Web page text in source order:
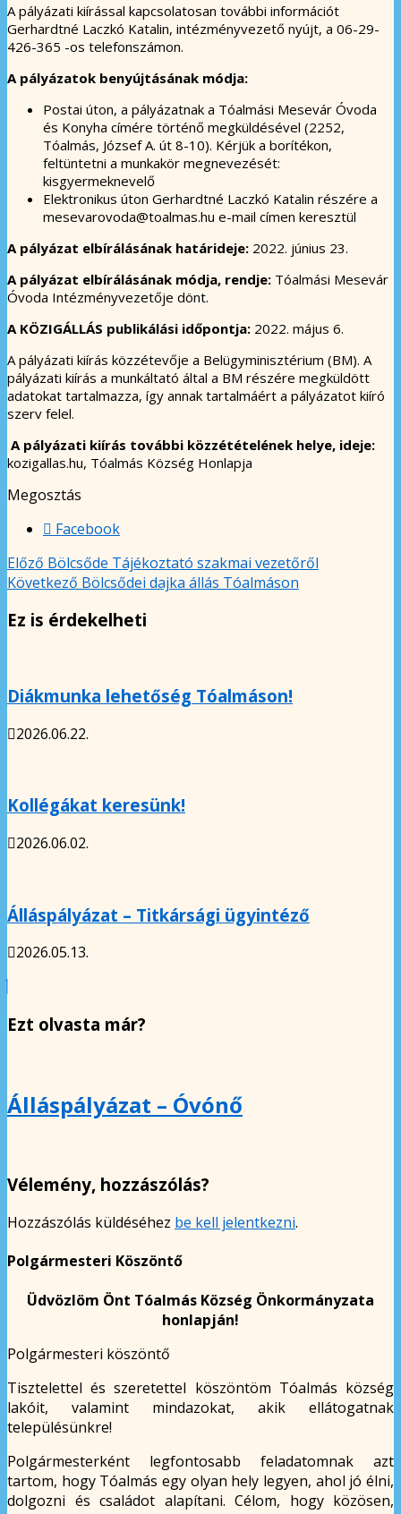
A pályázati kiírással kapcsolatosan további információt
Gerhardtné Laczkó Katalin, intézményvezető nyújt, a 06-29-
426-365 -os telefonszámon.
A pályázatok benyújtásának módja:
Postai úton, a pályázatnak a Tóalmási Mesevár Óvoda
és Konyha címére történő megküldésével (2252,
Tóalmás, József A. út 8-10). Kérjük a borítékon,
feltüntetni a munkakör megnevezését:
kisgyermeknevelő
Elektronikus úton Gerhardtné Laczkó Katalin részére a
mesevarovoda@toalmas.hu e-mail címen keresztül
A pályázat elbírálásának határideje: 2022. június 23.
A pályázat elbírálásának módja, rendje: Tóalmási Mesevár
Óvoda Intézményvezetője dönt.
A KÖZIGÁLLÁS publikálási időpontja: 2022. május 6.
A pályázati kiírás közzétevője a Belügyminisztérium (BM). A
pályázati kiírás a munkáltató által a BM részére megküldött
adatokat tartalmazza, így annak tartalmáért a pályázatot kiíró
szerv felel.
A pályázati kiírás további közzétételének helye, ideje:
kozigallas.hu, Tóalmás Község Honlapja
Megosztás
Facebook
Előző Bölcsőde Tájékoztató szakmai vezetőről
Következő Bölcsődei dajka állás Tóalmáson
Ez is érdekelheti
Diákmunka lehetőség Tóalmáson!
2026.06.22.
Kollégákat keresünk!
2026.06.02.
Álláspályázat – Titkársági ügyintéző
2026.05.13.
Ezt olvasta már?
Álláspályázat – Óvónő
Vélemény, hozzászólás?
Hozzászólás küldéséhez be kell jelentkezni.
Polgármesteri Köszöntő
Üdvözlöm Önt Tóalmás Község Önkormányzata
honlapján!
Polgármesteri köszöntő
Tisztelettel és szeretettel köszöntöm Tóalmás község
lakóit, valamint mindazokat, akik ellátogatnak
településünkre!
Polgármesterként legfontosabb feladatomnak azt
tartom, hogy Tóalmás egy olyan hely legyen, ahol jó élni,
dolgozni és családot alapítani. Célom, hogy közösen,